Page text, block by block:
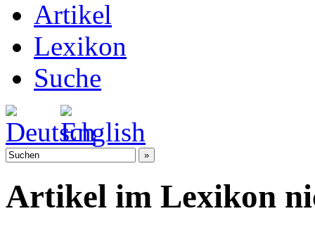
Artikel
Lexikon
Suche
Artikel im Lexikon